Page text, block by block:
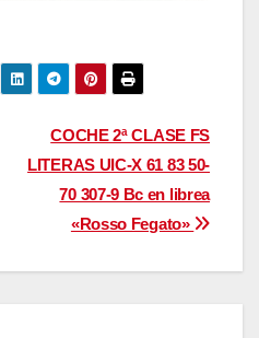
COCHE 2ª CLASE FS
LITERAS UIC-X 61 83 50-
70 307-9 Bc en librea
«Rosso Fegato»